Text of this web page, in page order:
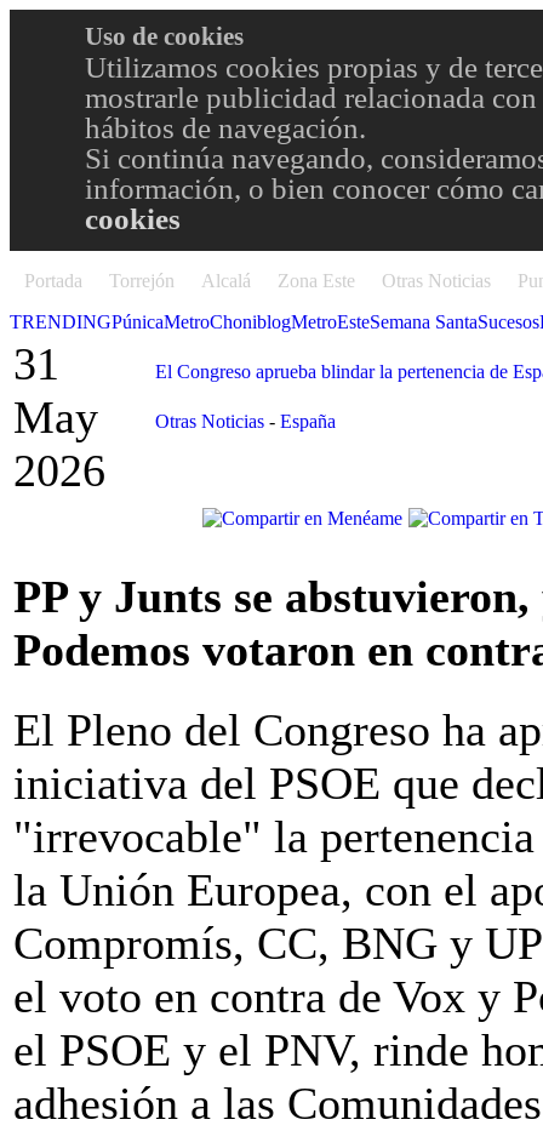
Uso de cookies
Utilizamos cookies propias y de
mostrarle publicidad relacionada
hábitos de navegación.
Si continúa navegando,
información, o bien conocer cómo
cookies
Portada Torrejón Alcalá Zona Este Otras Noticias
TRENDINGPúnicaMetroChoniblogMetroEsteSemana SantaSucesos
31
May
2026
El Congreso aprueba blindar la pertenencia de
Otras Noticias - España
PP y Junts se
Podemos votaron en
El Pleno del Congreso ha
iniciativa del PSOE que
"irrevocable" la pertenencia
la Unión Europea, con el
Compromís, CC, BNG y
el voto en contra de Vox y
el PSOE y el PNV, rinde
adhesión a las